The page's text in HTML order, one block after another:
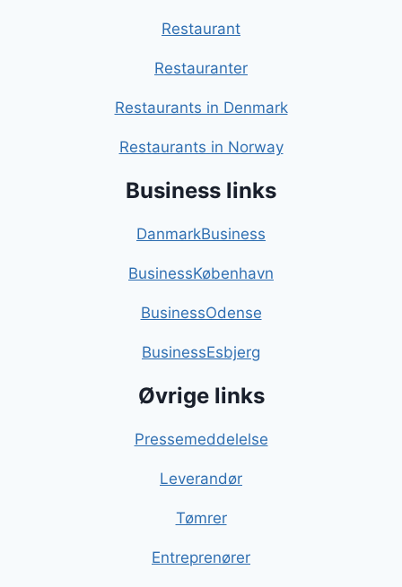
Restaurant
Restauranter
Restaurants in Denmark
Restaurants in Norway
Business links
DanmarkBusiness
BusinessKøbenhavn
BusinessOdense
BusinessEsbjerg
Øvrige links
Pressemeddelelse
Leverandør
Tømrer
Entreprenører